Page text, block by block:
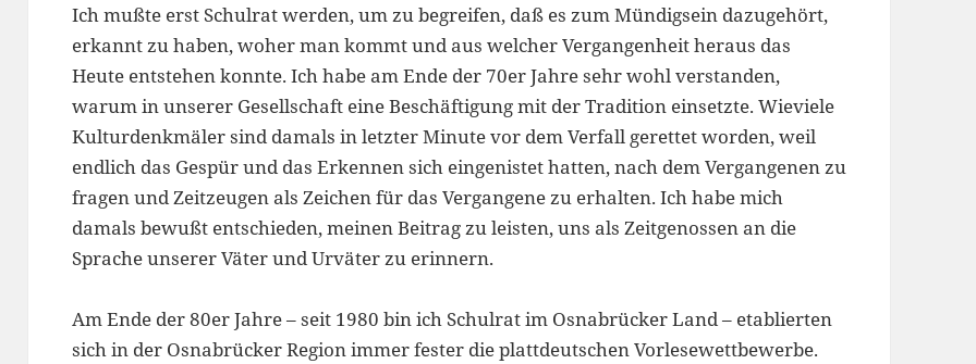
Ich mußte erst Schulrat werden, um zu begreifen, daß es zum Mündigsein dazugehört,
erkannt zu haben, woher man kommt und aus welcher Vergangenheit heraus das
Heute entstehen konnte. Ich habe am Ende der 70er Jahre sehr wohl verstanden,
warum in unserer Gesellschaft eine Beschäftigung mit der Tradition einsetzte. Wieviele
Kulturdenkmäler sind damals in letzter Minute vor dem Verfall gerettet worden, weil
endlich das Gespür und das Erkennen sich eingenistet hatten, nach dem Vergangenen zu
fragen und Zeitzeugen als Zeichen für das Vergangene zu erhalten. Ich habe mich
damals bewußt entschieden, meinen Beitrag zu leisten, uns als Zeitgenossen an die
Sprache unserer Väter und Urväter zu erinnern.
Am Ende der 80er Jahre – seit 1980 bin ich Schulrat im Osnabrücker Land – etablierten
sich in der Osnabrücker Region immer fester die plattdeutschen Vorlesewettbewerbe.